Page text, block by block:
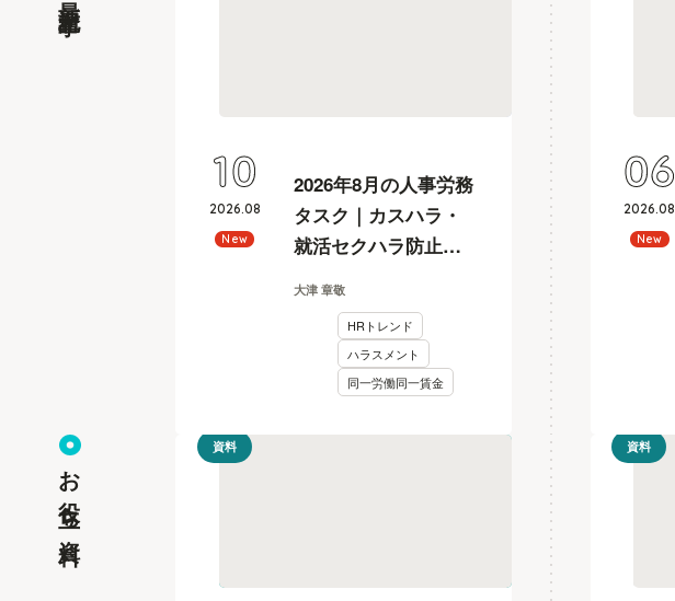
2026年8月の人事労務
タスク｜カスハラ・
就活セクハラ防止義
士が解説
大津 章敬
HRトレンド
ハラスメント
同一労働同一賃金
2026.08
10
New
2026.08
06
New
お役立ち資料
資料 資料